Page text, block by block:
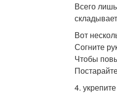
Всего
Вот
Согните
Чтобы
4.